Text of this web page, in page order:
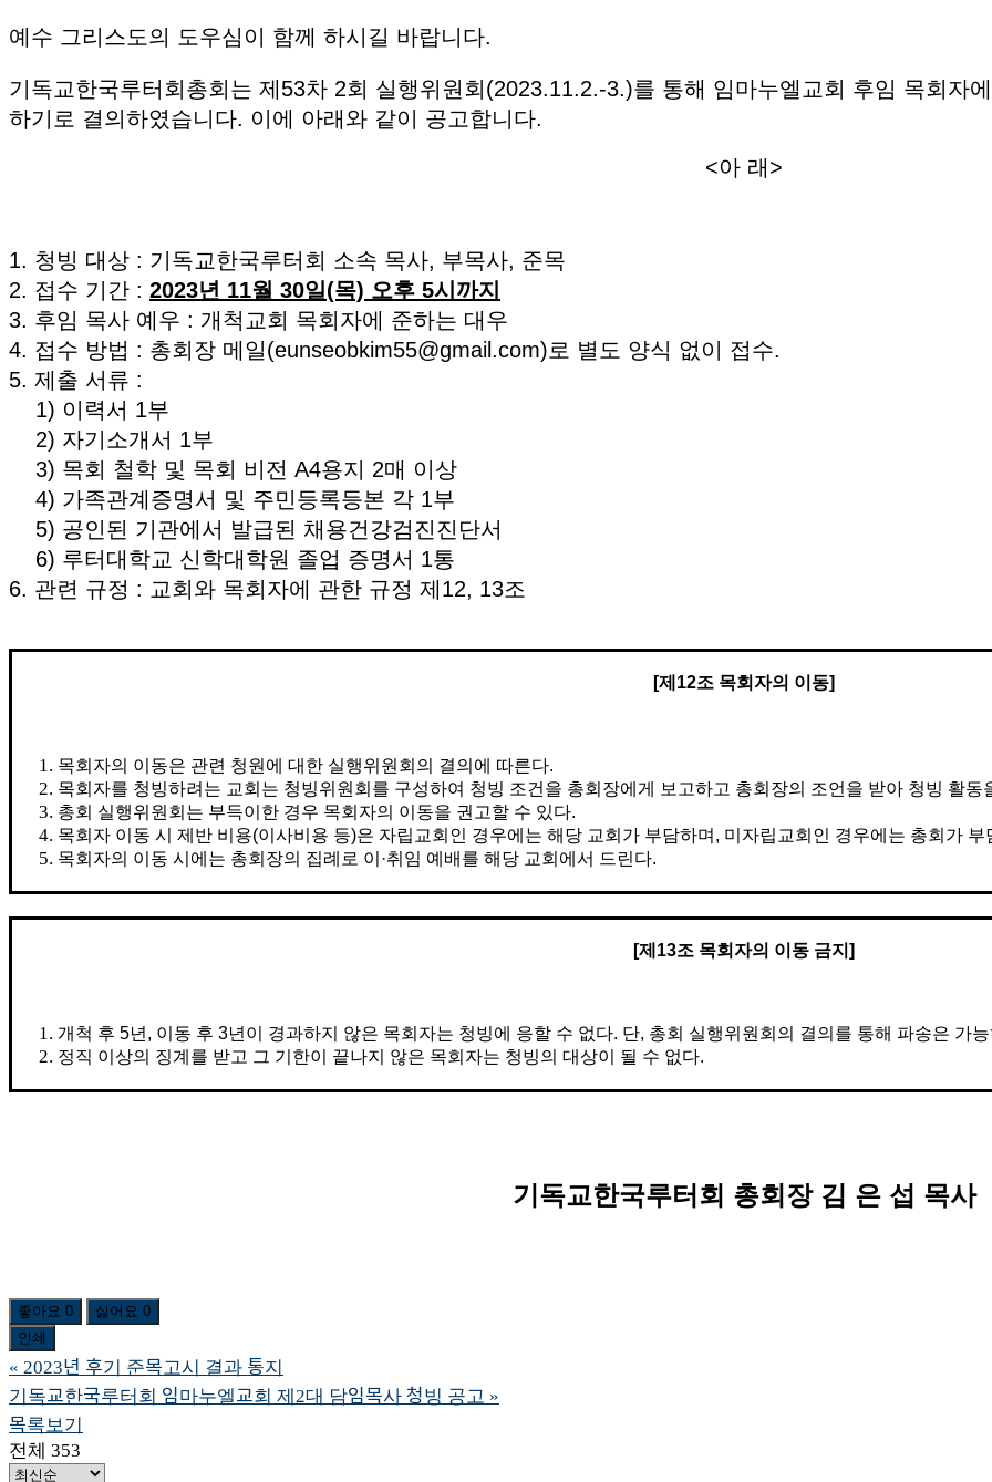
예수 그리스도의 도우심이 함께 하시길 바랍니다.
기독교한국루터회총회는 제53차 2회 실행위원회(2023.11.2.-3.)를 통해 임마누엘교회 후임 목회자
하기로 결의하였습니다. 이에 아래와 같이 공고합니다.
<아 래>
1. 청빙 대상 : 기독교한국루터회 소속 목사, 부목사, 준목
2. 접수 기간 : 2023년 11월 30일(목) 오후 5시까지
3. 후임 목사 예우 : 개척교회 목회자에 준하는 대우
4. 접수 방법 : 총회장 메일(eunseobkim55@gmail.com)로 별도 양식 없이 접수. 메
5. 제출 서류 :
1) 이력서 1부
2) 자기소개서 1부
3) 목회 철학 및 목회 비전 A4용지 2매 이상
4) 가족관계증명서 및 주민등록등본 각 1부
5) 공인된 기관에서 발급된 채용건강검진진단서
6) 루터대학교 신학대학원 졸업 증명서 1통
6. 관련 규정 : 교회와 목회자에 관한 규정 제12, 13조
[제 12조 목회자의 이동]
목회자의 이동은 관련 청원에 대한 실행위원회의 결의에 따른다.
목회자를 청빙하려는 교회는 청빙위원회를 구성하여 청빙 조건을 총회장에게 보고하고 총회장의 조언을 받아 청빙 활동
총회 실행위원회는 부득이한 경우 목회자의 이동을 권고할 수 있다.
목회자 이동 시 제반 비용(이사비용 등)은 자립교회인 경우에는 해당 교회가 부담하며, 미자립교회인 경우에는 총회가 부
목회자의 이동 시에는 총회장의 집례로 이·취임 예배를 해당 교회에서 드린다.
[제 13조 목회자의 이동 금지 ]
개척 후 5년, 이동 후 3년이 경과하지 않은 목회자는 청빙에 응할 수 없다. 단, 총회 실행위원회의 결의를 통해 파송은 가
정직 이상의 징계를 받고 그 기한이 끝나지 않은 목회자는 청빙의 대상이 될 수 없다.
기독교한국루터회 총회장 김 은 섭 목사
좋아요 0 싫어요 0
인쇄
« 2023년 후기 준목고시 결과 통지
기독교한국루터회 임마누엘교회 제2대 담임목사 청빙 공고 »
목록보기
전체 353